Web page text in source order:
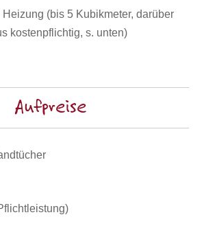
Heizung (bis 5 Kubikmeter, darüber
kostenpflichtig, s. unten)
Aufpreise